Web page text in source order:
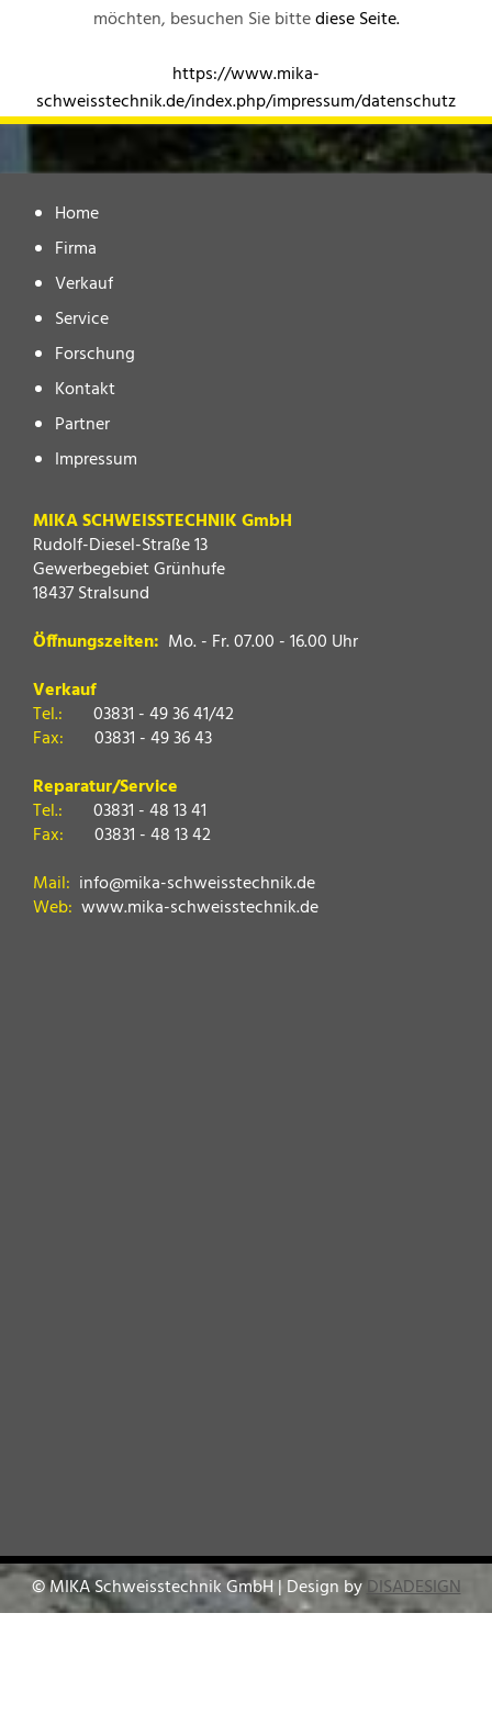
möchten, besuchen Sie bittediese Seite.
https://www.mika-
schweisstechnik.de/index.php/impressum/datenschutz
Home
Firma
Verkauf
Service
Forschung
Kontakt
Partner
Impressum
MIKA SCHWEISSTECHNIK GmbH
Rudolf-Diesel-Straße 13
Gewerbegebiet Grünhufe
18437 Stralsund
Öffnungszeiten: Mo. - Fr. 07.00 - 16.00 Uhr
Verkauf
Tel.: 03831 - 49 36 41/42
Fax: 03831 - 49 36 43
Reparatur/Service
Tel.: 03831 - 48 13 41
Fax: 03831 - 48 13 42
Mail: info@mika-schweisstechnik.de
Web: www.mika-schweisstechnik.de
© MIKA Schweisstechnik GmbH | Design by DISADESIGN